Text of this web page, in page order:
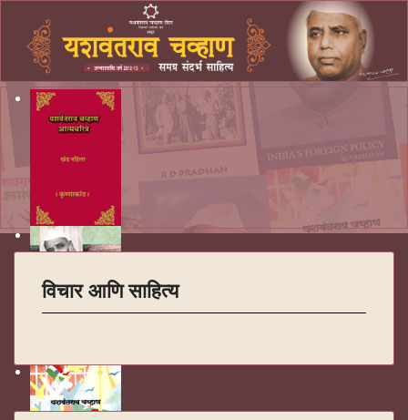
विचार आणि साहित्य